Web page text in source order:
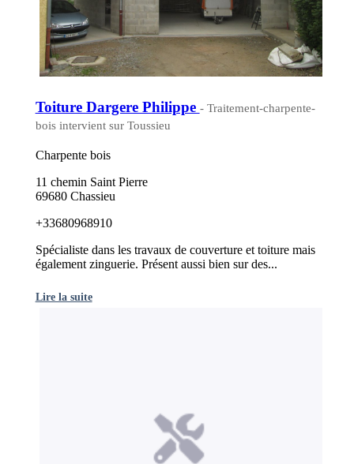
Toiture Dargere Philippe - Traitement-charpente-
bois intervient sur Toussieu
Charpente bois
11 chemin Saint Pierre
69680 Chassieu
+33680968910
Spécialiste dans les travaux de couverture et toiture mais
également zinguerie. Présent aussi bien sur des...
Lire la suite